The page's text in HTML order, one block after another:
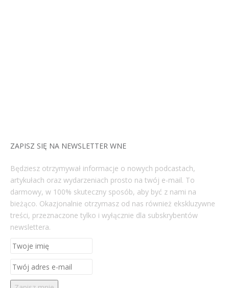
ZAPISZ SIĘ NA NEWSLETTER WNE
Będziesz otrzymywał informacje o nowych podcastach,
artykułach oraz wydarzeniach prosto na twój e-mail. To
darmowy, w 100% skuteczny sposób, aby być z nami na
bieżąco. Okazjonalnie otrzymasz od nas również ekskluzywne
treści, przeznaczone tylko i wyłącznie dla subskrybentów
newslettera.